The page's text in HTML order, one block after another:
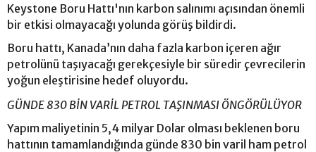
Keystone Boru Hattı'nın karbon salınımı açısından önemli
bir etkisi olmayacağı yolunda görüş bildirdi.
Boru hattı, Kanada’nın daha fazla karbon içeren ağır
petrolünü taşıyacağı gerekçesiyle bir süredir çevrecilerin
yoğun eleştirisine hedef oluyordu.
GÜNDE 830 BİN VARİL PETROL TAŞINMASI ÖNGÖRÜLÜYOR
Yapım maliyetinin 5,4 milyar Dolar olması beklenen boru
hattının tamamlandığında günde 830 bin varil ham petrol